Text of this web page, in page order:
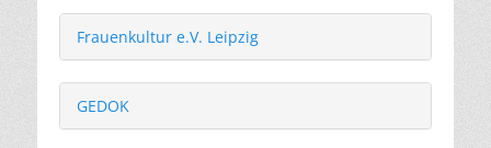
Frauenkultur e.V. Leipzig
GEDOK